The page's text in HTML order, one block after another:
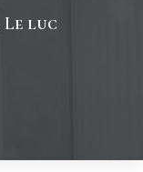
Le luc